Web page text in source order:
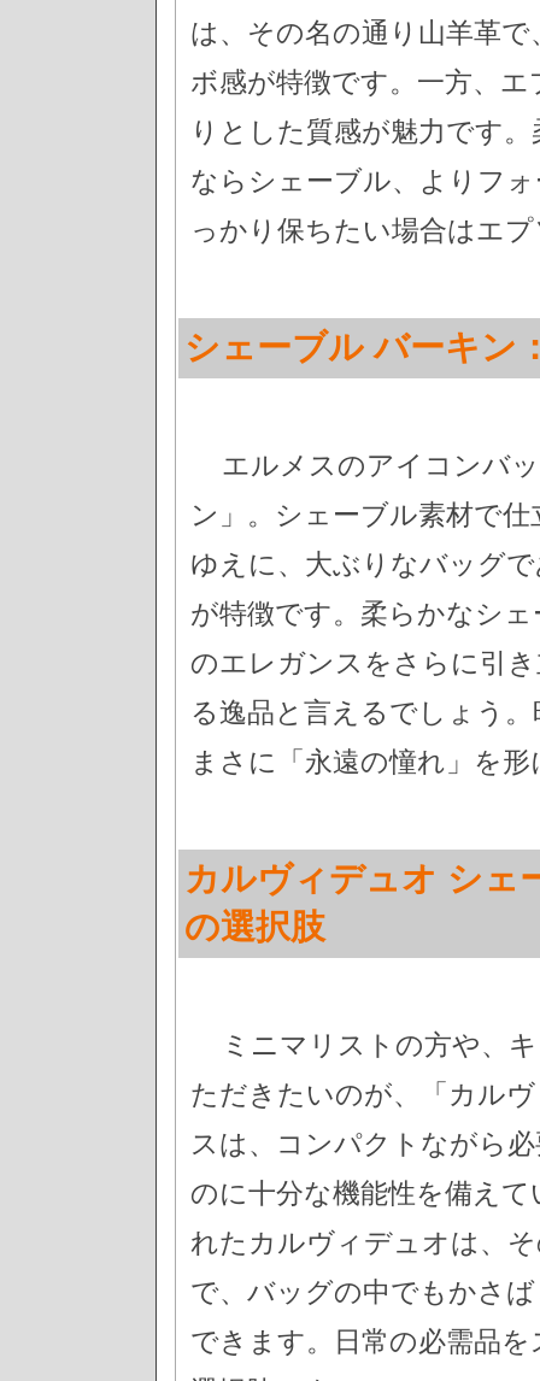
は、その名の通り山羊革
ボ感が特徴です。一方、
りとした質感が魅力です
ならシェーブル、よりフ
っかり保ちたい場合はエ
シェーブル バーキン
エルメスのアイコンバ
ン」。シェーブル素材で
ゆえに、大ぶりなバッグ
が特徴です。柔らかなシ
のエレガンスをさらに引
る逸品と言えるでしょう
まさに「永遠の憧れ」を
カルヴィデュオ シェ
の選択肢
ミニマリストの方や、
ただきたいのが、「カル
スは、コンパクトながら
のに十分な機能性を備え
れたカルヴィデュオは、
で、バッグの中でもかさ
できます。日常の必需品